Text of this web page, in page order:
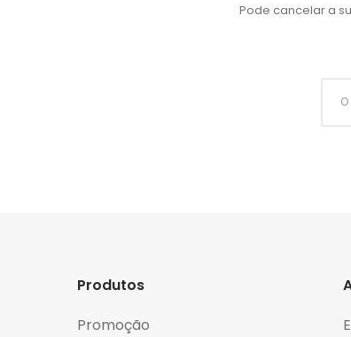
Pode cancelar a
Produtos
Promoção